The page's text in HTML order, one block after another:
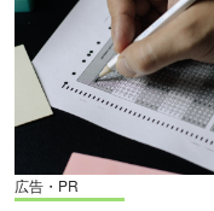
広告・PR